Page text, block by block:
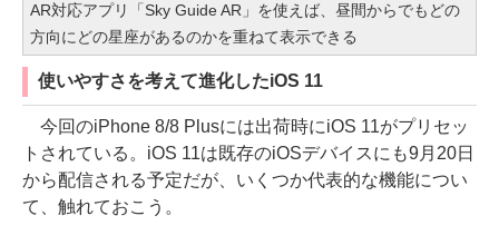
AR対応アプリ「Sky Guide AR」を使えば、昼間からでもどの
方向にどの星座があるのかを重ねて表示できる
使いやすさを考えて進化したiOS 11
今回のiPhone 8/8 Plusには出荷時にiOS 11がプリセッ
トされている。iOS 11は既存のiOSデバイスにも9月20日
から配信される予定だが、いくつか代表的な機能につい
て、触れておこう。